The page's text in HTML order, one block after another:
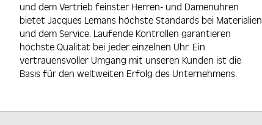
und dem Vertrieb feinster Herren- und Damenuhren
bietet Jacques Lemans höchste Standards bei Materialien
und dem Service. Laufende Kontrollen garantieren
höchste Qualität bei jeder einzelnen Uhr. Ein
vertrauensvoller Umgang mit unseren Kunden ist die
Basis für den weltweiten Erfolg des Unternehmens.